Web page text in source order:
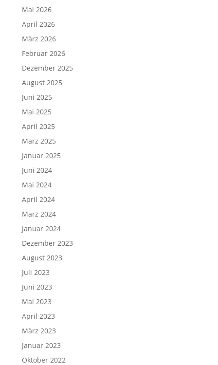
Mai 2026
April 2026
März 2026
Februar 2026
Dezember 2025
August 2025
Juni 2025
Mai 2025
April 2025
März 2025
Januar 2025
Juni 2024
Mai 2024
April 2024
März 2024
Januar 2024
Dezember 2023
August 2023
Juli 2023
Juni 2023
Mai 2023
April 2023
März 2023
Januar 2023
Oktober 2022